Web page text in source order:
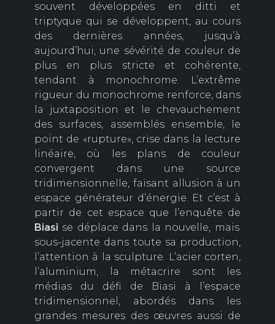
souvent développées
en ditti et
triptyque qui se développent, au cours
des dernières années, jusqu’à
aujourd’hui, une sévérité de couleur de
plus en plus stricte et cohérente,
tendant à monochrome. L’extrême
rigueur du monochrome renforce, dans
la juxtaposition et le chevauchement
des surfaces, assemblés ensemble, le
point de «rupture», crise dans la lecture
linéaire, où les plans de couleur
convergent dans une source
tridimensionnelle, faisant allusion à un
espace générateur d’énergie. Et c’est à
partir de cet espace que l’enquête de
Biasi se déplace dans la nouvelle, mais
sous-jacente dans toute sa production,
l’attention à la sculpture. L’acier corten,
l’aluminium, la métacrire sont les
médias du défi de Biasi à l’espace
tridimensionnel, abordés dans les
grandes mesures des œuvres aussi de